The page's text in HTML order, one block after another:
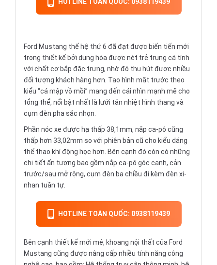
HOTLINE TOÀN QUỐC: 0938119439
Ford Mustang thế hệ thứ 6 đã đạt được biến tiến mới
trong thiết kế bởi dung hòa được nét trẻ trung cá tính
với chất cơ bắp đặc trưng, nhờ đó thu hút được nhiều
đối tượng khách hàng hơn. Tạo hình mặt trước theo
kiểu “cá mập vồ mồi” mang đến cái nhìn mạnh mẽ cho
tổng thể, nổi bật nhất là lưới tản nhiệt hình thang và
cụm đèn pha sắc nhọn.
Phần nóc xe được hạ thấp 38,1mm, nắp ca-pô cũng
thấp hơn 33,02mm so với phiên bản cũ cho kiểu dáng
thể thao khí động học hơn. Bên cạnh đó còn có những
chi tiết ấn tượng bao gồm nắp ca-pô góc cạnh, cản
trước/sau mở rộng, cụm đèn ba chiều đi kèm đèn xi-
nhan tuần tự.
HOTLINE TOÀN QUỐC: 0938119439
Bên cạnh thiết kế mới mẻ, khoang nội thất của Ford
Mustang cũng được nâng cấp nhiều tính năng công